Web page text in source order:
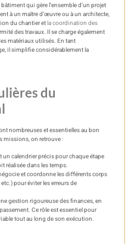
qui gère l’ensemble d’un projet
à un maître d’œuvre ou à un architecte,
du chantier etla coordination des
des travaux. Il se charge également
matériaux utilisés. En tant
il simplifie considérablement la
du
nombreuses et essentielles au bon
missions, on retrouve :
un calendrier précis pour chaque étape
réalisée dans les temps.
et coordonne les différents corps
pour éviter les erreurs de
gestion rigoureuse des finances, en
Ce rôle est essentiel pour
tout au long de son exécution.